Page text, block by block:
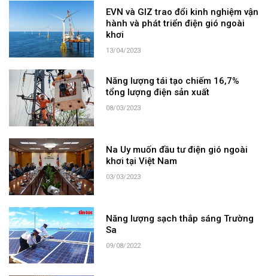
EVN và GIZ trao đổi kinh nghiệm vận
hành và phát triển điện gió ngoài
khơi
13/04/2023
Năng lượng tái tạo chiếm 16,7%
tổng lượng điện sản xuất
08/03/2023
Na Uy muốn đầu tư điện gió ngoài
khơi tại Việt Nam
03/03/2023
Năng lượng sạch thắp sáng Trường
Sa
09/08/2022